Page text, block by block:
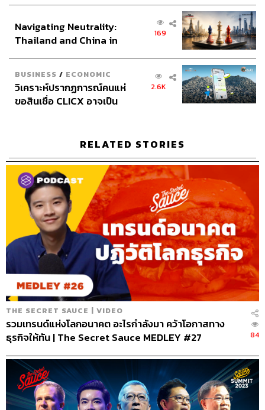
Sound Directorกฤตพล จียะเกียรติ
ขจีพรรณ วิจิตรรัตน์, ธภัทร
ตั้งวงษ์ไชย
Graphic Designerธนิดา โตวิวัฒน์
Channel Team Leadสิทธิโชติ สุภาวรรณ์
Senior Channel Admin ทศพล เพิ่มพูล
Online Community Admin สิรินยา เจษฎาพงศ์ภักดี
THE STANDARD Shared Service Department
TAGS: USA The Standard Podcast
The Secret Sauce
เคน นครินทร์
China Donald Trump
ทุนจีน
การทูต
Podcast
145
นครินทร์ วนกิจไพบูลย์
บรรณาธิการบริหาร สำนักข่าว THE
STANDARD วิทยากรด้านสื่อและการทำคอน
เทนต์ออนไลน์
อินโดนีเซีย
Navigating Neutrality:
Thailand and China in
169
BUSINESS / ECONOMIC
วิเคราะห์ปรากฏการณ์คนแห่
ขอสินเชื่อ CLICX อาจเป็น
2.6K
RELATED STORIES
THE SECRET SAUCE | VIDEO
รวมเทรนด์แห่งโลกอนาคต อะไรกำลังมา คว้าโอกาสทาง
ธุรกิจให้ทัน | The Secret Sauce MEDLEY #27
84